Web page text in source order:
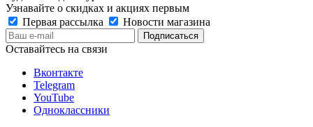
Узнавайте о скидках и акциях первым
Первая рассылка
Новости магазина
Оставайтесь на связи
Вконтакте
Telegram
YouTube
Одноклассники